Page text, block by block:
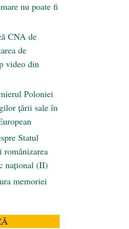
nu poate fi
CNA de
de
video din
Poloniei
țării sale în
Statul
românizarea
naţional (II)
memoriei